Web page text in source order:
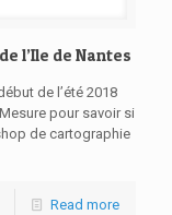
l’Ile de Nantes
de l’été 2018
pour savoir si
de cartographie
Read more